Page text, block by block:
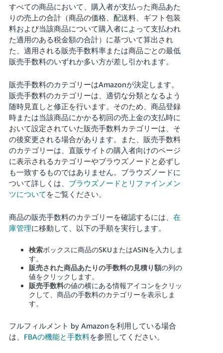
すべての商品において、購入者が支払った商品あた
りの売上の合計（商品の価格、配送料、ギフト包装
料および当該商品について購入者によって支払われ
た適用のある税金額の合計）に基づいて算出され
た、適用される販売手数料率または商品ごとの最低
販売手数料のいずれか多い方が差し引かれます。
販売手数料のカテゴリーはAmazonが決定します。
販売手数料のカテゴリーは、適切な分類となるよう
随時見直しと修正を行います。そのため、商品登録
時または当該商品にかかる初回の売上金の支払時に
おいて設定されていた販売手数料カテゴリーは、そ
の後変更される場合があります。また、販売手数料
のカテゴリーは、直販サイトの購入者向けのページ
に表示されるカテゴリーやブラウズノードと必ずし
も一致するものではありません。ブラウズノードに
ついて詳しくは、 ブラウズノードとリファインメン
ツについて をご覧ください。
商品の販売手数料のカテゴリーを確認するには、 在
庫管理に移動して、以下の手順を実行します。
検索ボックスに商品のSKUまたはASINを入力しま
す。
販売された商品あたりの手数料の見積り額の列の
値をクリックします。
販売手数料の値の横にある情報アイコンをクリッ
クして、商品の手数料のカテゴリーを表示しま
す。
フルフィルメント by Amazonを利用している場合
は、 FBAの機能と手数料を参照してください。